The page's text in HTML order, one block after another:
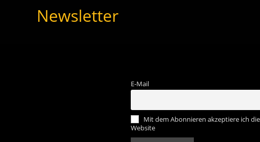
Newsletter
E-Mail
Mit dem Abonnieren akzeptiere ich
Website